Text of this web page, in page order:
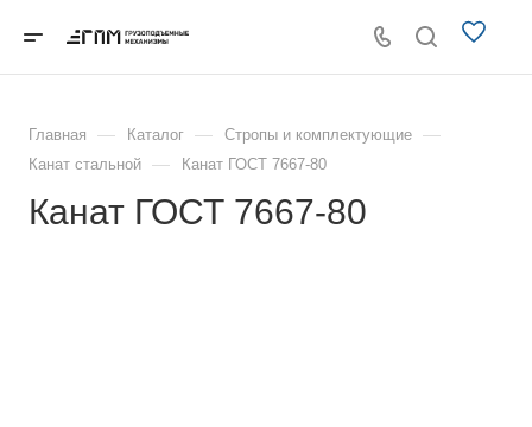
Главная — Каталог — Стропы и комплектующие —
Канат стальной — Канат ГОСТ 7667-80
Канат ГОСТ 7667-80